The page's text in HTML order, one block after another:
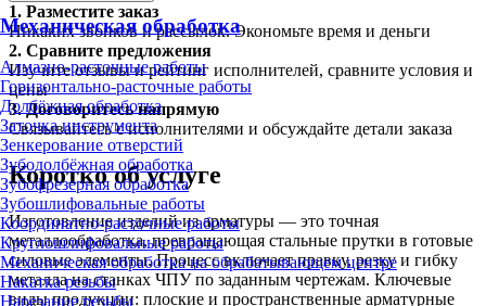
Механическая обработка
Алмазно-расточные работы
Горизонтально-расточные работы
Долбёжная обработка
Заточка инструмента
Зенкерование отверстий
Зубодолбёжная обработка
Зубофрезерная обработка
Зубошлифовальные работы
Координатно-расточные работы
Круглошлифовальные работы
Механическая обработка на обрабатывающем центре
Накатка резьбы
Нарезание резьбы
1. Разместите заказ
Никаких звонков и рассылок. Экономьте время и деньги
2. Сравните предложения
Изучите отзывы и рейтинг исполнителей, сравните условия и
цены
3.Договоритесь напрямую
Связывайтесь с исполнителями и обсуждайте детали заказа
Коротко об услуге
Изготовление изделий из арматуры — это точная
металлообработка, превращающая стальные прутки в готовые
силовые элементы. Процесс включает правку, резку и гибку
металла на станках ЧПУ по заданным чертежам. Ключевые
виды продукции: плоские и пространственные арматурные